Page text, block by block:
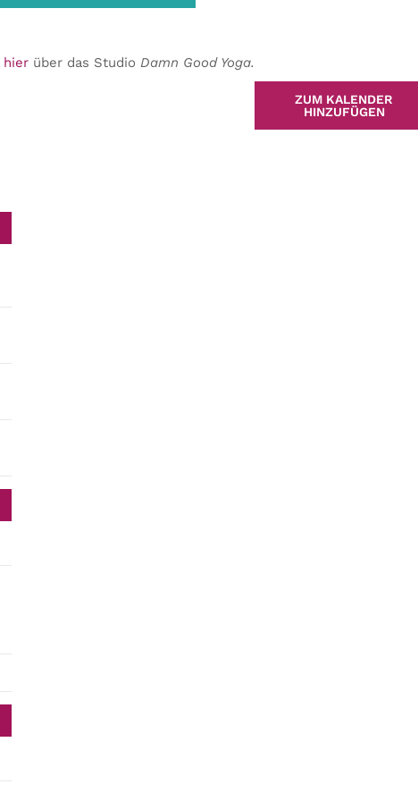
hierüber das Studio Damn Good Yoga.
ZUM KALENDER
HINZUFÜGEN